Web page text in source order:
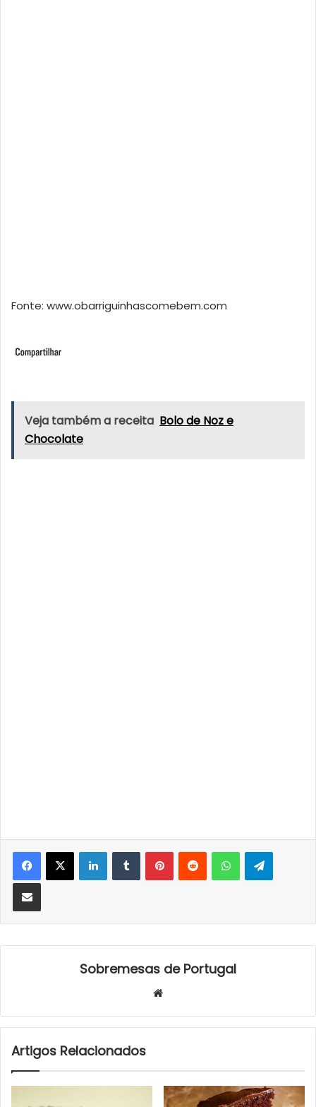
Fonte: www.obarriguinhascomebem.com
Veja também a receita Bolo de Noz e
Chocolate
LinkedInTumblrPinterestReddit WhatsApp
Partilhar Via Email
Sobremesas de Portugal
Artigos Relacionados